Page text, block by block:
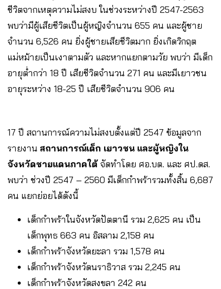
ชีวิตจากเหตุความไม่สงบ ในช่วงระหว่างปี 2547-2563
พบว่ามีผู้เสียชีวิตเป็นผู้หญิงจำนวน 655 คน และผู้ชาย
จำนวน 6,526 คน ยิ่งผู้ชายเสียชีวิตมาก ยิ่งเกิดวิกฤต
แม่หม้ายเป็นเงาตามตัว และหากแยกตามวัย พบว่า มีเด็ก
อายุต่ำกว่า 18 ปี เสียชีวิตจำนวน 271 คน และมีเยาวชน
อายุระหว่าง 18-25 ปี เสียชีวิตจำนวน 906 คน
17 ปี สถานการณ์ความไม่สงบตั้งแต่ปี 2547 ข้อมูลจาก
รายงาน สถานการณ์เด็ก เยาวชน และผู้หญิงใน
จังหวัดชายแดนภาคใต้จัดทำโดย ศอ.บต. และ ศป.ดส.
พบว่า ช่วงปี 2547 – 2560 มีเด็กกำพร้ารวมทั้งสิ้น 6,687
คน แยกย่อยได้ดังนี้
เด็กกำพร้าในจังหวัดปัตตานี รวม 2,625 คน เป็น
เด็กพุทธ 663 คน อิสลาม 2,158 คน
เด็กกำพร้าจังหวัดยะลา รวม 1,578 คน
เด็กกำพร้าจังหวัดนราธิวาส รวม 2,245 คน
เด็กกำพร้าจังหวัดสงขลา 242 คน